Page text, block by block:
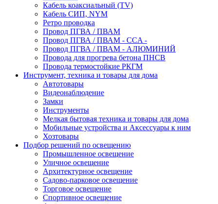
Кабель коаксиальный (TV)
Кабель СИП, NYM
Ретро проводка
Провод ПГВА / ПВАМ
Провод ПГВА / ПВАМ - CCA -
Провод ПГВА / ПВАМ - АЛЮМИНИЙ
Провода для прогрева бетона ПНСВ
Провода термостойкие РКГМ
Инструмент, техника и товары для дома
Автотовары
Видеонаблюдение
Замки
Инструменты
Мелкая бытовая техника и товары для дома
Мобильные устройства и Аксессуары к ним
Хозтовары
Подбор решений по освещению
Промышленное освещение
Уличное освещение
Архитектурное освещение
Садово-парковое освещение
Торговое освещение
Спортивное освещение